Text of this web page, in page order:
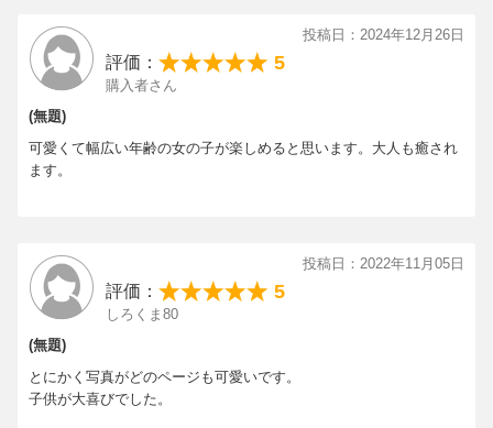
投稿日：2024年12月26日
評価： 5
購入者さん
(無題)
可愛くて幅広い年齢の女の子が楽しめると思います。大人も癒され
ます。
投稿日：2022年11月05日
評価： 5
しろくま80
(無題)
とにかく写真がどのページも可愛いです。
子供が大喜びでした。